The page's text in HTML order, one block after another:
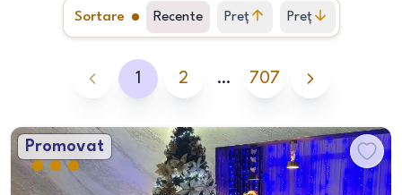
Sortare Recente Preț
crescător
Preț
descrescător
1 2 … 707
Promovat